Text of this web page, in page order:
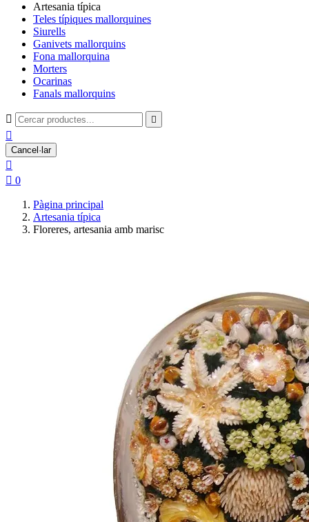
Artesania típica
Teles típiques mallorquines
Siurells
Ganivets mallorquins
Fona mallorquina
Morters
Ocarinas
Fanals mallorquins
 

Cancel·lar

 0
Pàgina principal
Artesania típica
Floreres, artesania amb marisc